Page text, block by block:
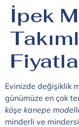
İpek
Evinizde değişiklik
günümüze en çok
köşe kanepe
minderli ve